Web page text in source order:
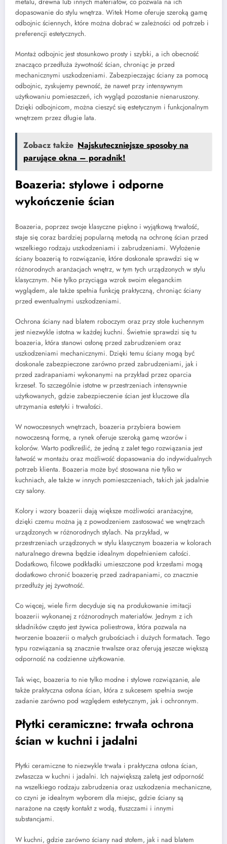
dopasowanie do stylu wnętrza. Witek Home oferuje szeroką gamę
odbojnic ściennych, które można dobrać w zależności od potrzeb i
preferencji estetycznych.
Montaż odbojnic jest stosunkowo prosty i szybki, a ich obecność
znacząco przedłuża żywotność ścian, chroniąc je przed
mechanicznymi uszkodzeniami. Zabezpieczając ściany za pomocą
odbojnic, zyskujemy pewność, że nawet przy intensywnym
użytkowaniu pomieszczeń, ich wygląd pozostanie nienaruszony.
Dzięki odbojnicom, można cieszyć się estetycznym i funkcjonalnym
wnętrzem przez długie lata.
Zobacz także Najskuteczniejsze sposoby na
parujące okna – poradnik!
Boazeria: stylowe i odporne
wykończenie ścian
Boazeria, poprzez swoje klasyczne piękno i wyjątkową trwałość,
staje się coraz bardziej popularną metodą na ochronę ścian przed
wszelkiego rodzaju uszkodzeniami i zabrudzeniami. Wyłożenie
ściany boazerią to rozwiązanie, które doskonale sprawdzi się w
różnorodnych aranżacjach wnętrz, w tym tych urządzonych w stylu
klasycznym. Nie tylko przyciąga wzrok swoim eleganckim
wyglądem, ale także spełnia funkcję praktyczną, chroniąc ściany
przed ewentualnymi uszkodzeniami.
Ochrona ściany nad blatem roboczym oraz przy stole kuchennym
jest niezwykle istotna w każdej kuchni. Świetnie sprawdzi się tu
boazeria, która stanowi osłonę przed zabrudzeniem oraz
uszkodzeniami mechanicznymi. Dzięki temu ściany mogą być
doskonale zabezpieczone zarówno przed zabrudzeniami, jak i
przed zadrapaniami wykonanymi na przykład przez oparcia
krzeseł. To szczególnie istotne w przestrzeniach intensywnie
użytkowanych, gdzie zabezpieczenie ścian jest kluczowe dla
utrzymania estetyki i trwałości.
W nowoczesnych wnętrzach, boazeria przybiera bowiem
nowoczesną formę, a rynek oferuje szeroką gamę wzorów i
kolorów. Warto podkreślić, że jedną z zalet tego rozwiązania jest
łatwość w montażu oraz możliwość dopasowania do indywidualnych
potrzeb klienta. Boazeria może być stosowana nie tylko w
kuchniach, ale także w innych pomieszczeniach, takich jak jadalnie
czy salony.
Kolory i wzory boazerii dają większe możliwości aranżacyjne,
dzięki czemu można ją z powodzeniem zastosować we wnętrzach
urządzonych w różnorodnych stylach. Na przykład, w
przestrzeniach urządzonych w stylu klasycznym boazeria w kolorach
naturalnego drewna będzie idealnym dopełnieniem całości.
Dodatkowo, filcowe podkładki umieszczone pod krzesłami mogą
dodatkowo chronić boazerię przed zadrapaniami, co znacznie
przedłuży jej żywotność.
Co więcej, wiele firm decyduje się na produkowanie imitacji
boazerii wykonanej z różnorodnych materiałów. Jednym z ich
składników często jest żywica poliestrowa, która pozwala na
tworzenie boazerii o małych grubościach i dużych formatach. Tego
typu rozwiązania są znacznie trwalsze oraz oferują jeszcze większą
odporność na codzienne użytkowanie.
Tak więc, boazeria to nie tylko modne i stylowe rozwiązanie, ale
także praktyczna osłona ścian, która z sukcesem spełnia swoje
zadanie zarówno pod względem estetycznym, jak i ochronnym.
Płytki ceramiczne: trwała ochrona
ścian w kuchni i jadalni
Płytki ceramiczne to niezwykle trwała i praktyczna osłona ścian,
zwłaszcza w kuchni i jadalni. Ich największą zaletą jest odporność
na wszelkiego rodzaju zabrudzenia oraz uszkodzenia mechaniczne,
co czyni je idealnym wyborem dla miejsc, gdzie ściany są
narażone na częsty kontakt z wodą, tłuszczami i innymi
substancjami.
W kuchni, gdzie zarówno ściany nad stołem, jak i nad blatem